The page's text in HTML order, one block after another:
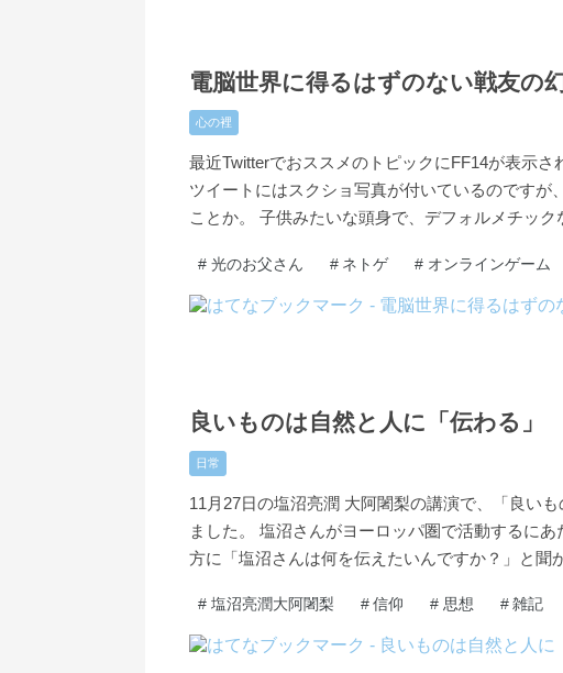
電脳世界に得るはずのない戦友の
心の裡
最近TwitterでおススメのトピックにFF14が表示
ツイートにはスクショ写真が付いているのですが
ことか。 子供みたいな頭身で、デフォルメチッ
# 光のお父さん # ネトゲ # オンラインゲーム
良いものは自然と人に「伝わる」
日常
11月27日の塩沼亮潤 大阿闍梨の講演で、「良い
ました。 塩沼さんがヨーロッパ圏で活動するに
方に「塩沼さんは何を伝えたいんですか？」と
# 塩沼亮潤大阿闍梨 # 信仰 # 思想 # 雑記